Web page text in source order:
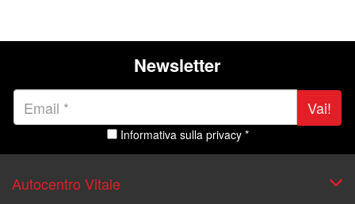
Newsletter
Vai!
Informativa sulla privacy *
Autocentro Vitale